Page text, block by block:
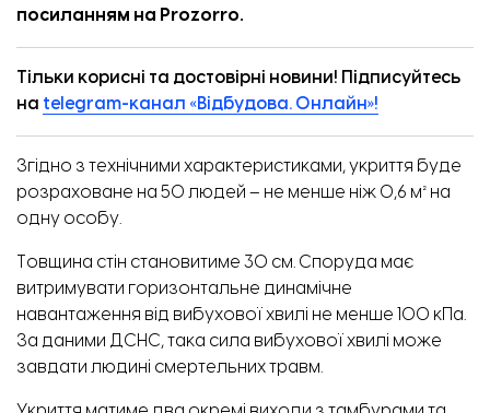
посиланням на Prozorro.
Тільки корисні та достовірні новини! Підписуйтесь
на telegram-канал «Відбудова. Онлайн»!
Згідно з технічними характеристиками, укриття буде
розраховане на 50 людей – не менше ніж 0,6 м² на
одну особу.
Товщина стін становитиме 30 см. Споруда має
витримувати горизонтальне динамічне
навантаження від вибухової хвилі не менше 100 кПа.
За даними ДСНС, така сила вибухової хвилі може
завдати людині смертельних травм.